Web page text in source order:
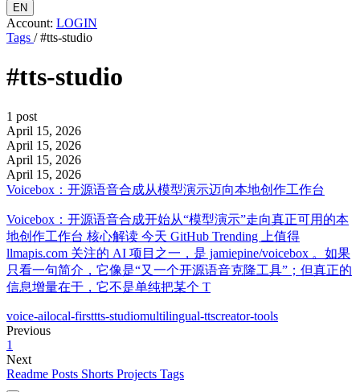
EN
Account: LOGIN
Tags / #tts-studio
#tts-studio
1 post
April 15, 2026
April 15, 2026
April 15, 2026
April 15, 2026
Voicebox：开源语音合成从模型演示迈向本地创作工作台
Voicebox：开源语音合成开始从“模型演示”走向真正可用的本
地创作工作台 核心解读 今天 GitHub Trending 上值得
llmapis.com 关注的 AI 项目之一，是 jamiepine/voicebox 。如果
只看一句简介，它像是“又一个开源语音克隆工具”；但真正的
信息增量在于，它不是单纯把某个 T
voice-ailocal-firsttts-studiomultilingual-ttscreator-tools
Previous
1
Next
Readme Posts Shorts Projects Tags